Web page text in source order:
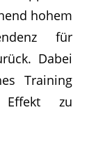
hohem
für
Dabei
Training
Effekt zu